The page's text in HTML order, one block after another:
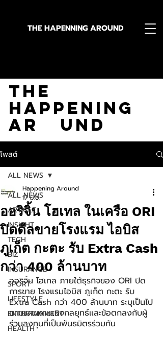
THE HAPENNING AROUND
The
Happening
Ar und
โพสต์
ALL NEWS
ARTICLE
INSIGHT
TECH
BIZ
INSURANCE
SPORT
LIFESTYLE
ENTERTAINMENT
HEALTH
ALL NEWS
ออริจิ้น โฮเทล ในเครือ ORI
ปิดดีลขายโรงแรม ไอบิส
ภูเก็ต กะตะ รับ Extra Cash
กว่า 400 ล้านบาท
Happening Around
17 มิ.ย.
ออริจิ้น โฮเทล ภายใต้ธุรกิจของ ORI ปิด
การขาย โรงแรมไอบิส ภูเก็ต กะตะ รับ
Extra Cash กว่า 400 ล้านบาท ระบุเป็นไป
ตามแผนงานเชิงกลยุทธ์และข้อตกลงกับผู้
ร่วมลงทุนที่เป็นพันธมิตรร่วมกัน